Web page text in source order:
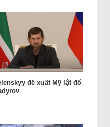
đề xuất Mỹ lật đổ